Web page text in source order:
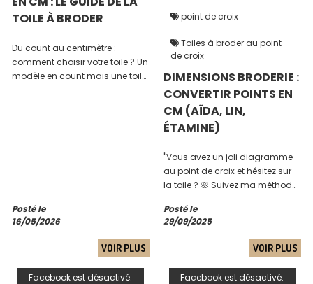
TOILE À BRODER
Du count au centimètre :
comment choisir votre toile ? Un
modèle en count mais une toile
Posté le
16/05/2026
VOIR PLUS
Facebook est désactivé.
DIMENSIONS BRODERIE :
CONVERTIR POINTS EN
CM (AÏDA, LIN,
ÉTAMINE)
"Vous avez un joli diagramme
au point de croix et hésitez sur
la toile ? 🌸 Suivez ma méthode
fera votre broderie !"
Posté le
29/09/2025
VOIR PLUS
point de croix
Toiles à broder au point
de croix
Facebook est désactivé.